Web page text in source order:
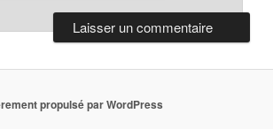
propulsé par WordPress